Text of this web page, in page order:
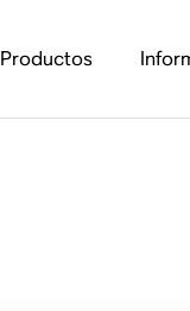
Productos